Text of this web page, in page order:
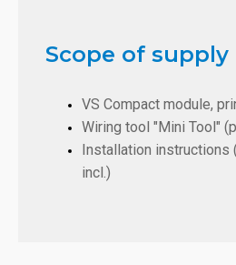
Scope of supply
VS Compact module,
Wiring tool "Mini Tool"
Installation instructions
incl.)